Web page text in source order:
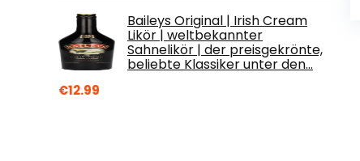
Baileys Original | Irish Cream
Likör | weltbekannter
Sahnelikör | der preisgekrönte,
beliebte Klassiker unter den…
€12.99